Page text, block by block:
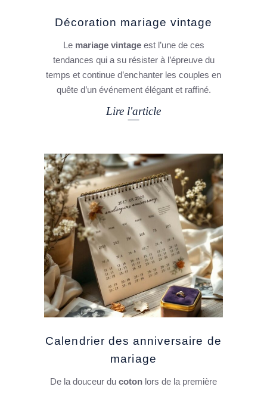
Décoration mariage vintage
Le mariage vintageest l’une de ces
tendances qui a su résister à l’épreuve du
temps et continue d’enchanter les couples en
quête d’un événement élégant et raffiné.
Lire l'article
Calendrier des anniversaire de
mariage
De la douceur du coton lors de la première